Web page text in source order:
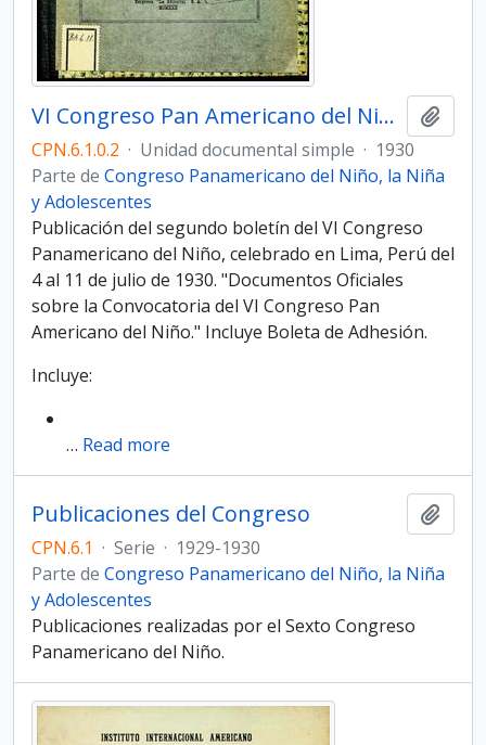
VI Congreso Pan Americano del Niño. Boletín N° 2
CPN.6.1.0.2 · Unidad documental simple · 1930
Parte de Congreso Panamericano del Niño, la Niña
y Adolescentes
Publicación del segundo boletín del VI Congreso
Panamericano del Niño, celebrado en Lima, Perú del
4 al 11 de julio de 1930. "Documentos Oficiales
sobre la Convocatoria del VI Congreso Pan
Americano del Niño." Incluye Boleta de Adhesión.
Incluye:
… Read more
Publicaciones del Congreso
CPN.6.1 · Serie · 1929-1930
Parte de Congreso Panamericano del Niño, la Niña
y Adolescentes
Publicaciones realizadas por el Sexto Congreso
Panamericano del Niño.